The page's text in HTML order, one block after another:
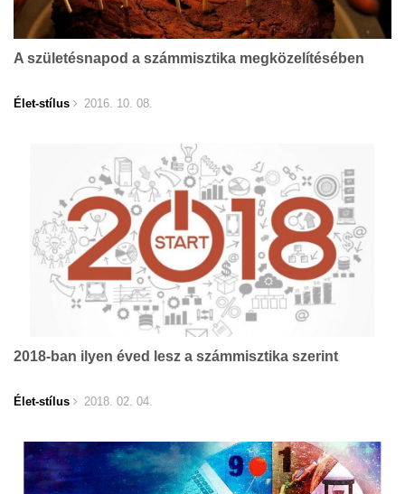
A születésnapod a számmisztika megközelítésében
Élet-stílus 2016. 10. 08.
2018-ban ilyen éved lesz a számmisztika szerint
Élet-stílus 2018. 02. 04.